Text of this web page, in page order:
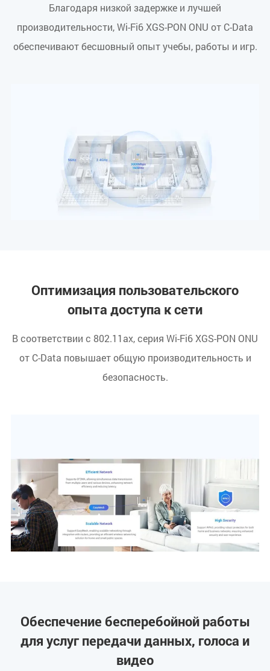
Благодаря низкой задержке и лучшей
производительности, Wi-Fi6 XGS-PON ONU от C-Data
обеспечивают бесшовный опыт учебы, работы и игр.
Оптимизация пользовательского
опыта доступа к сети
В соответствии с 802.11ax, серия Wi-Fi6 XGS-PON ONU
от C-Data повышает общую производительность и
безопасность.
Обеспечение бесперебойной работы
для услуг передачи данных, голоса и
видео